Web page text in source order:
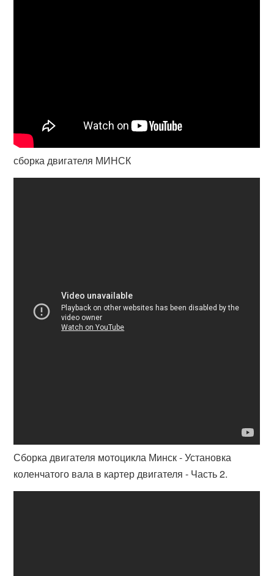
сборка двигателя МИНСК
Сборка двигателя мотоцикла Минск - Установка
коленчатого вала в картер двигателя - Часть 2.